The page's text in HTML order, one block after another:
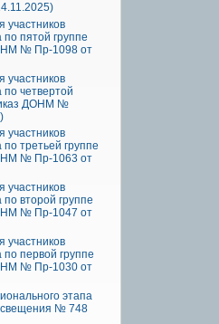
участников
пятой группе
№ Пр-1098 от
участников
по четвертой
ДОНМ №
участников
третьей группе
№ Пр-1063 от
участников
второй группе
№ Пр-1047 от
участников
первой группе
№ Пр-1030 от
этапа
№ 748